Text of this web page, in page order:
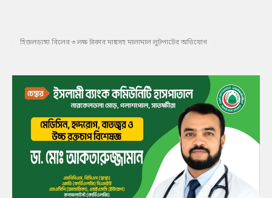
হিজলডাঙ্গা বিলের ৩ লক্ষ টাকার মাছসহ মালামাল লুটপাটের অভিযোগ